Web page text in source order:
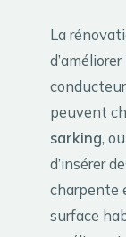
La
peuvent
sarking,
d’insérer
charpente
surface